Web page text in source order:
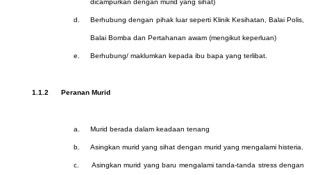
dicampurkan dengan murid yang sihat)
d. Berhubung dengan pihak luar seperti Klinik Kesihatan, Balai Polis,
Balai Bomba dan Pertahanan awam (mengikut keperluan)
e. Berhubung/ maklumkan kepada ibu bapa yang terlibat.
1.1.2 Peranan Murid
a. Murid berada dalam keadaan tenang
b. Asingkan murid yang sihat dengan murid yang mengalami histeria.
c. Asingkan murid yang baru mengalami tanda-tanda stress dengan